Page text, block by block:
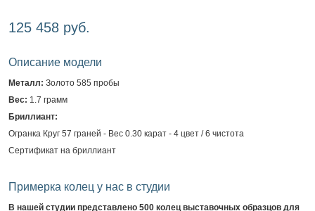
125 458 руб.
Описание модели
Металл: Золото 585 пробы
Вес: 1.7 грамм
Бриллиант:
Огранка Круг 57 граней - Вес 0.30 карат - 4 цвет / 6 чистота
Сертификат на бриллиант
Примерка колец у нас в студии
В нашей студии представлено 500 колец выставочных образцов для